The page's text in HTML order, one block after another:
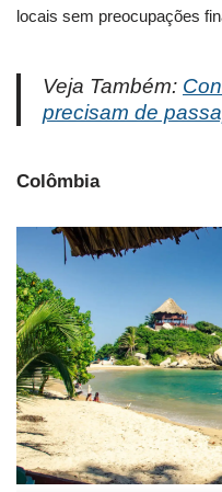
locais sem preocupações
Veja Também:
precisam de
Colômbia